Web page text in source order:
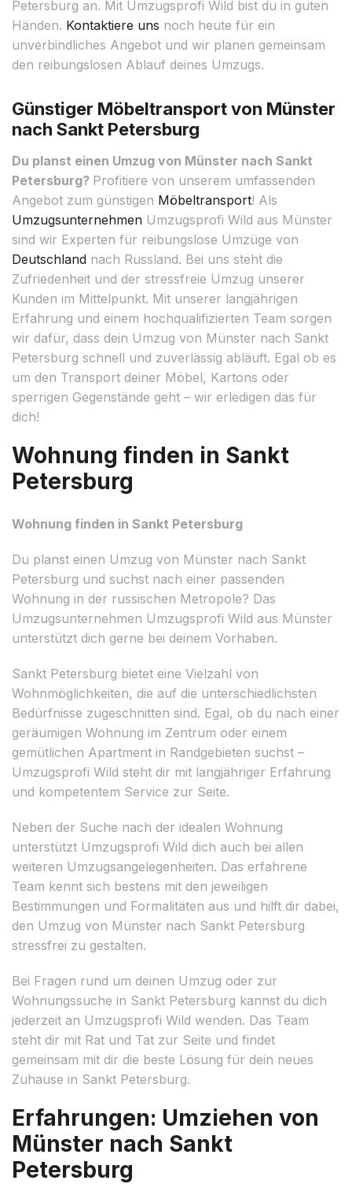
Petersburg an. Mit Umzugsprofi Wild bist du in guten
Händen. Kontaktiere uns noch heute für ein
unverbindliches Angebot und wir planen gemeinsam
den reibungslosen Ablauf deines Umzugs.
Günstiger Möbeltransport von Münster
nach Sankt Petersburg
Du planst einen Umzug von Münster nach Sankt
Petersburg? Profitiere von unserem umfassenden
Angebot zum günstigen Möbeltransport! Als
Umzugsunternehmen Umzugsprofi Wild aus Münster
sind wir Experten für reibungslose Umzüge von
Deutschland nach Russland. Bei uns steht die
Zufriedenheit und der stressfreie Umzug unserer
Kunden im Mittelpunkt. Mit unserer langjährigen
Erfahrung und einem hochqualifizierten Team sorgen
wir dafür, dass dein Umzug von Münster nach Sankt
Petersburg schnell und zuverlässig abläuft. Egal ob es
um den Transport deiner Möbel, Kartons oder
sperrigen Gegenstände geht – wir erledigen das für
dich!
Wohnung finden in Sankt
Petersburg
Wohnung finden in Sankt Petersburg
Du planst einen Umzug von Münster nach Sankt
Petersburg und suchst nach einer passenden
Wohnung in der russischen Metropole? Das
Umzugsunternehmen Umzugsprofi Wild aus Münster
unterstützt dich gerne bei deinem Vorhaben.
Sankt Petersburg bietet eine Vielzahl von
Wohnmöglichkeiten, die auf die unterschiedlichsten
Bedürfnisse zugeschnitten sind. Egal, ob du nach einer
geräumigen Wohnung im Zentrum oder einem
gemütlichen Apartment in Randgebieten suchst –
Umzugsprofi Wild steht dir mit langjähriger Erfahrung
und kompetentem Service zur Seite.
Neben der Suche nach der idealen Wohnung
unterstützt Umzugsprofi Wild dich auch bei allen
weiteren Umzugsangelegenheiten. Das erfahrene
Team kennt sich bestens mit den jeweiligen
Bestimmungen und Formalitäten aus und hilft dir dabei,
den Umzug von Münster nach Sankt Petersburg
stressfrei zu gestalten.
Bei Fragen rund um deinen Umzug oder zur
Wohnungssuche in Sankt Petersburg kannst du dich
jederzeit an Umzugsprofi Wild wenden. Das Team
steht dir mit Rat und Tat zur Seite und findet
gemeinsam mit dir die beste Lösung für dein neues
Zuhause in Sankt Petersburg.
Erfahrungen: Umziehen von
Münster nach Sankt
Petersburg